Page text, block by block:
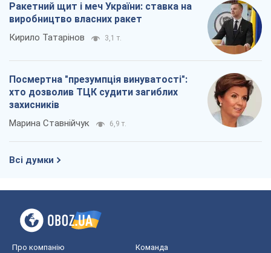
Ракетний щит і меч України: ставка на
виробництво власних ракет
Кирило Татарінов 3,1 т.
Посмертна "презумпція винуватості":
хто дозволив ТЦК судити загиблих
захисників
Марина Ставнійчук 6,9 т.
Всі думки
Про компанію Команда